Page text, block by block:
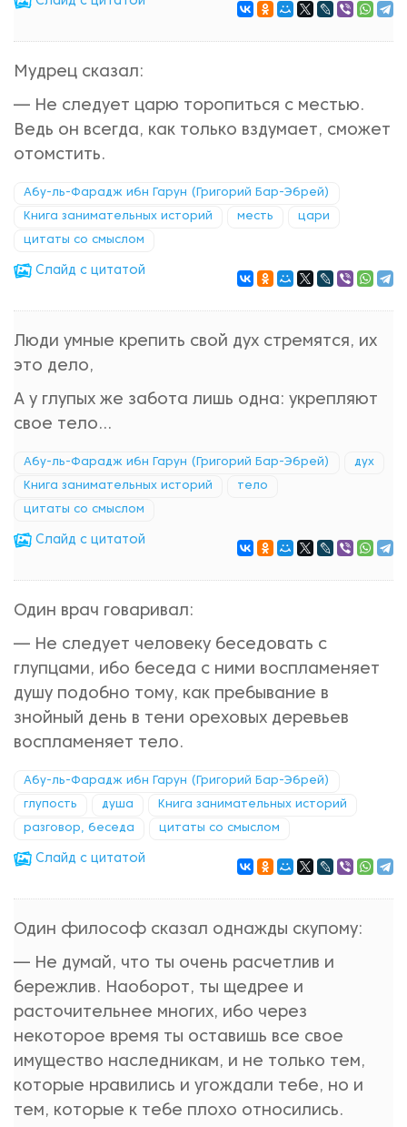
Мудрец сказал:
— Не следует царю торопиться с местью.
Ведь он всегда, как только вздумает, сможет
отомстить.
Абу-ль-Фарадж ибн Гарун (Григорий Бар-Эбрей)
Книга занимательных историй месть цари
цитаты со смыслом
Cлайд с цитатой
Люди умные крепить свой дух стремятся, их
это дело,
А у глупых же забота лишь одна: укрепляют
свое тело…
Абу-ль-Фарадж ибн Гарун (Григорий Бар-Эбрей) дух
Книга занимательных историй тело
цитаты со смыслом
Cлайд с цитатой
Один врач говаривал:
— Не следует человеку беседовать с
глупцами, ибо беседа с ними воспламеняет
душу подобно тому, как пребывание в
знойный день в тени ореховых деревьев
воспламеняет тело.
Абу-ль-Фарадж ибн Гарун (Григорий Бар-Эбрей)
глупость душа Книга занимательных историй
разговор, беседа цитаты со смыслом
Cлайд с цитатой
Один философ сказал однажды скупому:
— Не думай, что ты очень расчетлив и
бережлив. Наоборот, ты щедрее и
расточительнее многих, ибо через
некоторое время ты оставишь все свое
имущество наследникам, и не только тем,
которые нравились и угождали тебе, но и
тем, которые к тебе плохо относились.